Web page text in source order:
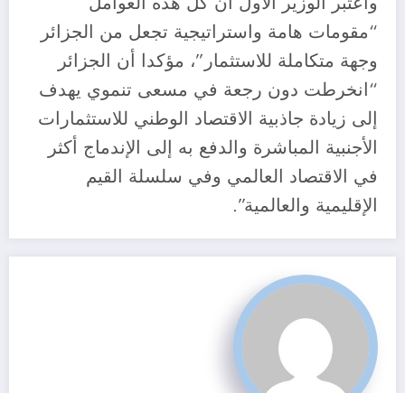
“مقومات هامة واستراتيجية تجعل من الجزائر
وجهة متكاملة للاستثمار”، مؤكدا أن الجزائر
“انخرطت دون رجعة في مسعى تنموي يهدف
إلى زيادة جاذبية الاقتصاد الوطني للاستثمارات
الأجنبية المباشرة والدفع به إلى الإندماج أكثر
في الاقتصاد العالمي وفي سلسلة القيم
الإقليمية والعالمية”.